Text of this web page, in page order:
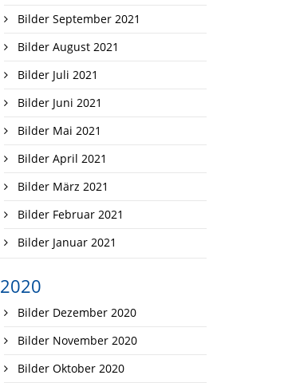
Bilder September 2021
Bilder August 2021
Bilder Juli 2021
Bilder Juni 2021
Bilder Mai 2021
Bilder April 2021
Bilder März 2021
Bilder Februar 2021
Bilder Januar 2021
2020
Bilder Dezember 2020
Bilder November 2020
Bilder Oktober 2020